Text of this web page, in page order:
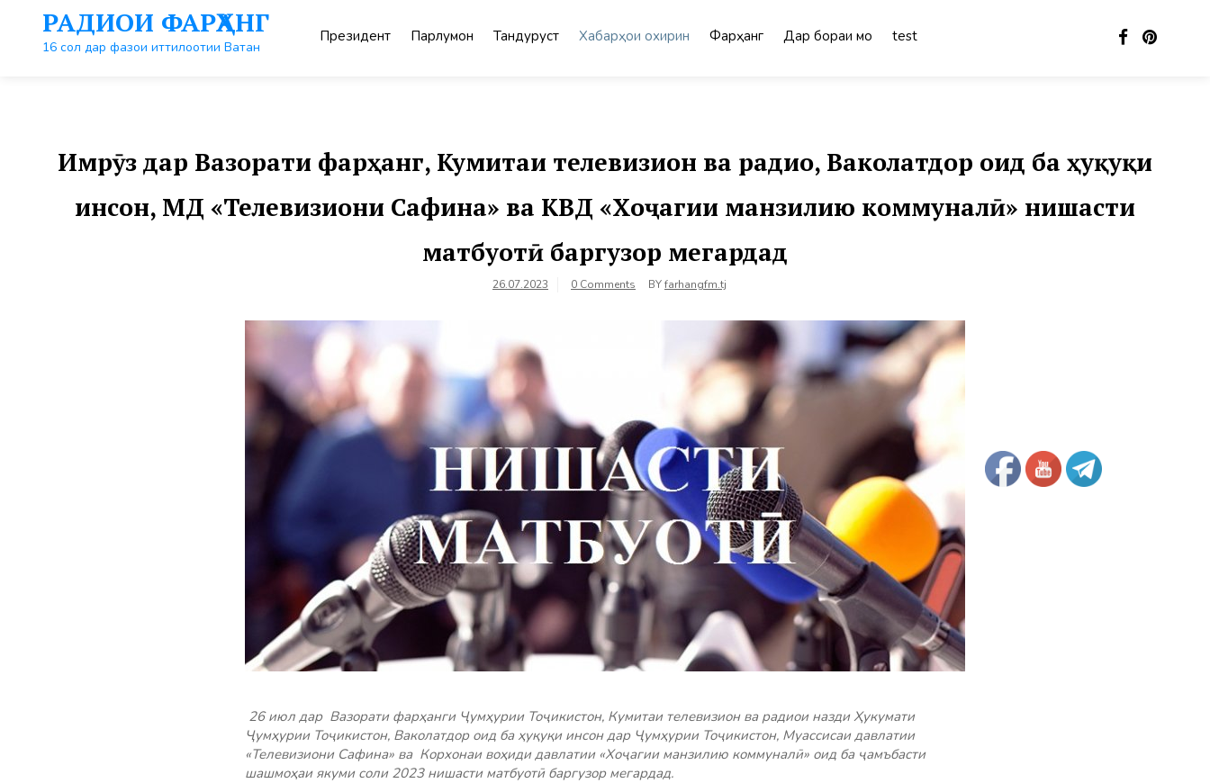
контенту
РАДИОИ ФАРҲАНГ
16 сол дар фазои иттилоотии Ватан
Президент Парлумон Тандурустӣ Хабарҳои охирин Фарҳанг Дар бораи мо test
Имрӯз дар Вазорати фарҳанг, Кумитаи телевизион ва радио, Ваколатдор оид ба ҳуқуқи
инсон, МД «Телевизиони Сафина» ва КВД «Хоҷагии манзилию коммуналӣ» нишасти
матбуотӣ баргузор мегардад
26.07.2023 0 Comments BYfarhangfm.tj
26 июл дар Вазорати фарҳанги Ҷумҳурии Тоҷикистон, Кумитаи телевизион ва радиои назди Ҳукумати
Ҷумҳурии Тоҷикистон, Ваколатдор оид ба ҳуқуқи инсон дар Ҷумҳурии Тоҷикистон, Муассисаи давлатии
«Телевизиони Сафина» ва Корхонаи воҳиди давлатии «Хоҷагии манзилию коммуналӣ» оид ба ҷамъбасти
шашмоҳаи якуми соли 2023 нишасти матбуотӣ баргузор мегардад.